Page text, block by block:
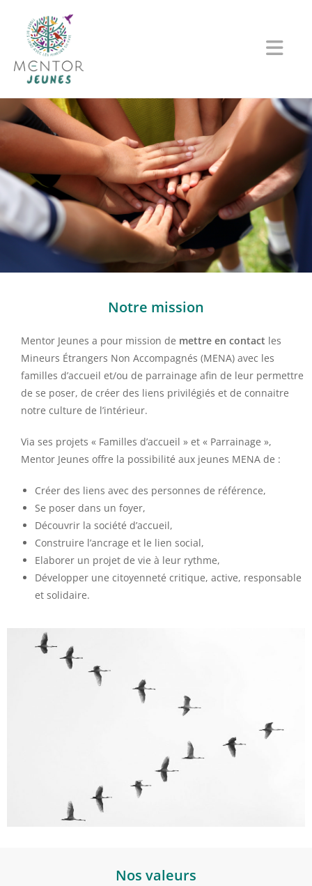
Notre mission
Mentor Jeunes a pour mission de mettre en contact les
Mineurs Étrangers Non Accompagnés (MENA) avec les
familles d’accueil et/ou de parrainage afin de leur permettre
de se poser, de créer des liens privilégiés et de connaitre
notre culture de l’intérieur.
Via ses projets « Familles d’accueil » et « Parrainage »,
Mentor Jeunes offre la possibilité aux jeunes MENA de :
Créer des liens avec des personnes de référence,
Se poser dans un foyer,
Découvrir la société d’accueil,
Construire l’ancrage et le lien social,
Elaborer un projet de vie à leur rythme,
Développer une citoyenneté critique, active, responsable
et solidaire.
Nos valeurs